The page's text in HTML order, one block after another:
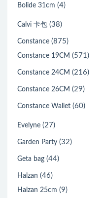
Bolide 31cm (4)
Calvi 卡包 (38)
Constance (875)
Constance 19CM (571)
Constance 24CM (216)
Constance 26CM (29)
Constance Wallet (60)
Evelyne (27)
Garden Party (32)
Geta bag (44)
Halzan (46)
Halzan 25cm (9)